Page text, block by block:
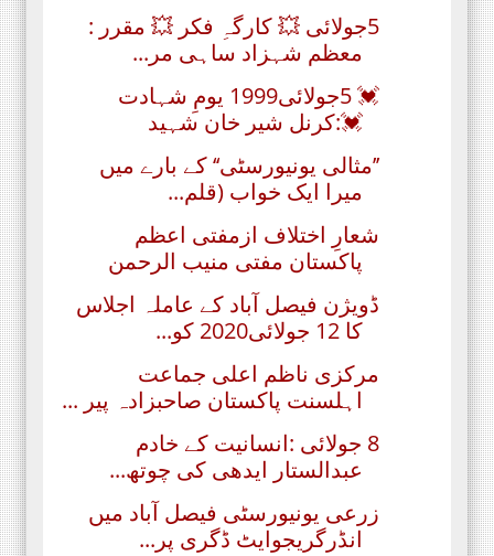
5جولائی 💥 کارگہِ فکر 💥 مقرر :
معظم شہزاد ساہی مر...
💓 5جولائی1999 یومِ شہادت
💓:کرنل شیر خان شہید
’’مثالی یونیورسٹی‘‘ کے بارے میں
میرا ایک خواب (قلم...
شعارِ اختلاف ازمفتی اعظم
پاکستان مفتی منیب الرحمن
ڈویژن فیصل آباد کے عاملہ اجلاس
کا 12 جولائی2020 کو...
مرکزی ناظم اعلی جماعت
اہلسنت پاکستان صاحبزادہ پیر ...
8 جولائی :انسانیت کے خادم
عبدالستار ایدھی کی چوتھ...
زرعی یونیورسٹی فیصل آباد میں
انڈرگریجوایٹ ڈگری پر...